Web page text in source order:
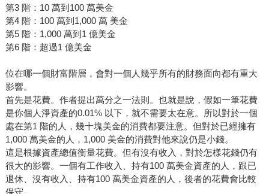
第3 階：10 萬到100 萬美金
第4 階：100 萬到1,000 萬 美金
第5 階：1,000 萬到1 億美金
第6 階：超過1 億美金
位在哪一個財富階層，會對一個人幾乎所有的財務面向都有重大
影響。
首先是花費。作者提出萬分之一法則。也就是說，假如一筆花費
是你個人淨資產的0.01% 以下，就不需要太在意。所以對於一個
處在第1 階的人，幾十塊美金的消費都要注意。但對於已經擁有
1,000 萬美金的人，1,000 美金的消費對他來說仍是小錢。
這是根據資產總值衡量花費。但有沒有收入，對於怎樣花錢仍有
很大的影響。一個有工作收入、持有100 萬美金資產的人，跟已
退休、沒有收入、持有100 萬美金資產的人，後者的花費會比較
保守。